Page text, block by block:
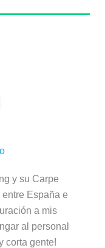
y su Carpe
España e
a mis
al personal
corta gente!